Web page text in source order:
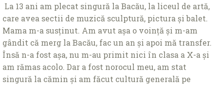
La 13 ani am plecat singură la Bacău, la liceul de artă,
care avea sectii de muzică sculptură, pictura și balet.
Mama m-a susținut. Am avut așa o voință și m-am
gândit că merg la Bacău, fac un an și apoi mă transfer.
Însă n-a fost așa, nu m-au primit nici în clasa a X-a și
am rămas acolo. Dar a fost norocul meu, am stat
singură la cămin și am făcut cultură generală pe